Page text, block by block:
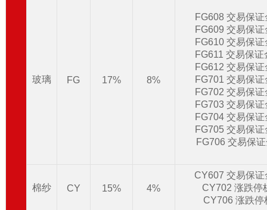
玻璃 FG 17% 8%
FG608 交易保
FG609 交易保
FG610 交易保
FG611 交易保
FG612 交易保
FG701 交易保
FG702 交易保
FG703 交易保
FG704 交易保
FG705 交易保
FG706 交易保
棉纱 CY 15% 4%
CY607 交易保
CY702 涨跌停
CY706 涨跌停